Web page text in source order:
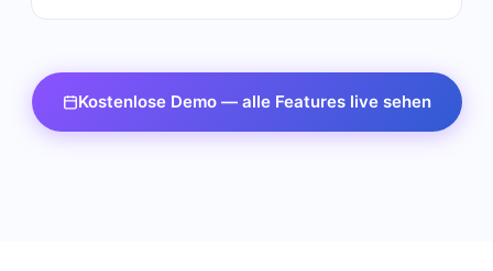
Kostenlose Demo — alle Features live sehen